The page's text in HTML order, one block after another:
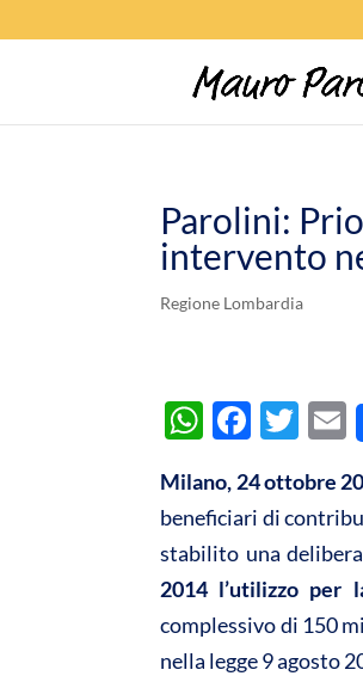
Parolini:
intervento
Regione Lombardia
W
at
s
A
p
p
F
e
b
o
o
k
T
itt
er
E
Milano, 24 ottobre
beneficiari di
stabilito una
2014 l’utilizzo per
complessivo di 150
nella legge 9 agosto